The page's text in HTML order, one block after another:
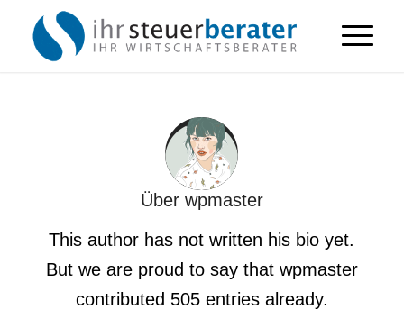
Über wpmaster
This author has not written his bio yet.
But we are proud to say that wpmaster
contributed 505 entries already.